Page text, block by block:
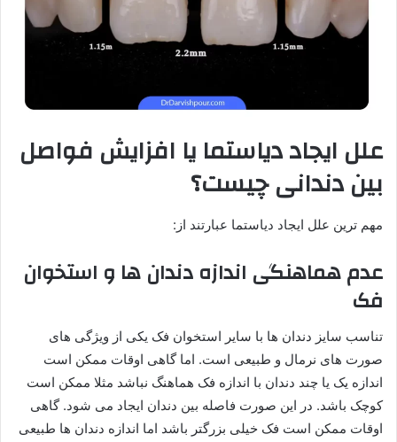
علل ایجاد دیاستما یا افزایش فواصل
بین دندانی چیست؟
مهم ترین علل ایجاد دیاستما عبارتند از:
عدم هماهنگی اندازه دندان ها و استخوان
فک
تناسب سایز دندان ها با سایر استخوان فک یکی از ویژگی های
صورت های نرمال و طبیعی است. اما گاهی اوقات ممکن است
اندازه یک یا چند دندان با اندازه فک هماهنگ نباشد مثلا ممکن است
کوچک باشد. در این صورت فاصله بین دندان ایجاد می شود. گاهی
اوقات ممکن است فک خیلی بزرگتر باشد اما اندازه دندان ها طبیعی